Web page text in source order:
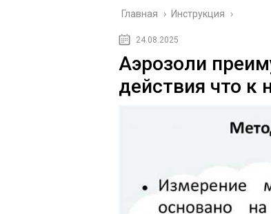
Главная › Инструкция ›
24.08.2025
Аэрозоли
действия что к